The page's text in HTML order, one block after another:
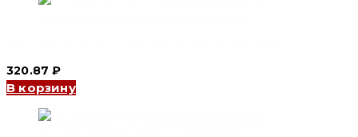
320.87₽
В корзину